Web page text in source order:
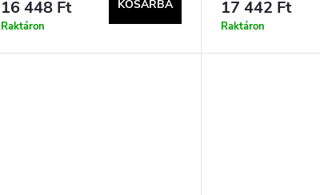
16 448 Ft
Raktáron
KOSÁRBA 17 442 Ft
Raktáron